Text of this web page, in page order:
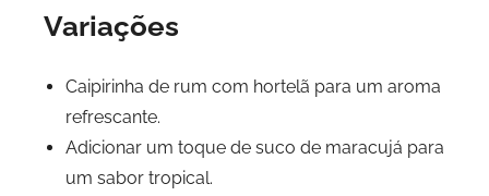
Variações
Caipirinha de rum com hortelã para um aroma
refrescante.
Adicionar um toque de suco de maracujá para
um sabor tropical.